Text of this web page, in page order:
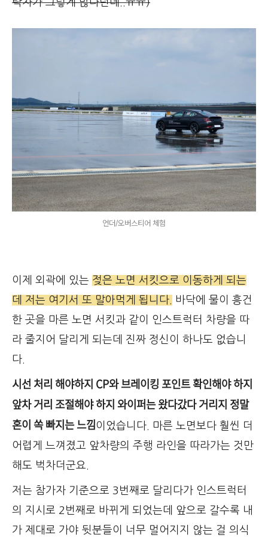
락자가 그렇게 많다던데..ㅠㅠ)
언더/오버스티어 체험
이제 외곽에 있는 젖은 노면 서킷으로 이동하게 되는
데 저는 여기서 또 말아먹게 됩니다.
바닥에 물이 흥건
한 곳을 마른 노면 서킷과 같이 인스트럭터 차량을 따
라 줄지어 달리게 되는데 진짜 정신이 하나도 없습니
다.
시선 처리 해야하지 CP와 브레이킹 포인트 확인해야 하지
앞차 거리 조절해야 하지 와이퍼는 왔다갔다 거리지 정말
혼이 쏙 빠지는 느낌이었습니다. 마른 노면보다 훨씬 더
어렵게 느껴졌고 앞차량의 주행 라인을 따라가는 것만
해도 벅차더군요.
저는 참가자 기준으로 3번째로 달리다가 인스트럭터
의 지시로 2번째로 바뀌게 되었는데 앞으로 갈수록 내
가 제대로 가야 뒷분들이 너무 멀어지지 않는 걸 의식